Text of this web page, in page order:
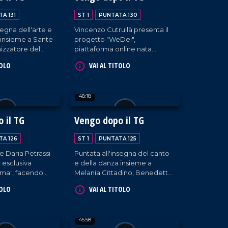
131
dell'arte e
a Sante
del
dello
dello
Saverio
ST 1 PUNTATA 130
Vincenzo Cutrullà presenta il
progetto "WeDei",
piattaforma online nata
con Danilo Ceraso e un team
VAI AL TITOLO
il TG
126
Daria Petrassi
facendo
48:18
Vengo dopo il TG
ST 1 PUNTATA 125
Puntata all'insegna del canto
e della danza insieme a
Melania Cittadino, Benedetta
Guaglianone, il tutto arricchito
accoglienza del padrone di
VAI AL TITOLO
45:58